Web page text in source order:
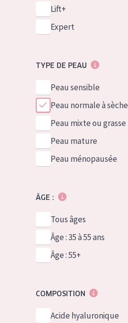
Lift+
Expert
TYPE DE PEAU
Peau sensible
Peau normale à sèche
Peau mixte ou grasse
Peau mature
Peau ménopausée
ÂGE :
Tous âges
Âge : 35 à 55 ans
Âge : 55+
COMPOSITION
Acide hyaluronique